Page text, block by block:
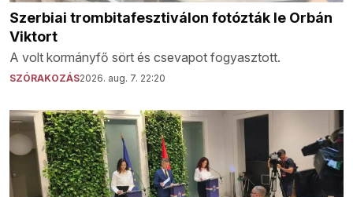
Szerbiai trombitafesztiválon fotózták le Orbán
Viktort
A volt kormányfő sört és csevapot fogyasztott.
SZÓRAKOZÁS2026. aug. 7. 22:20